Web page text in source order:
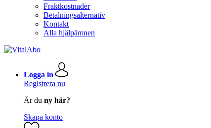
Fraktkostnader
Betalningsalternativ
Kontakt
Alla hjälpämnen
Logga in
Registrera nu
Är du ny här?
Skapa konto